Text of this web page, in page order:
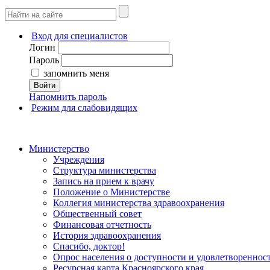
Вход для специалистов
Логин
Пароль
запомнить меня
Войти
Напомнить пароль
Режим для слабовидящих
Министерство
Учреждения
Структура министерства
Запись на прием к врачу
Положение о Министерстве
Коллегия министерства здравоохранения
Общественный совет
Финансовая отчетность
История здравоохранения
Спасибо, доктор!
Опрос населения о доступности и
Ресурсная карта Красноярского края